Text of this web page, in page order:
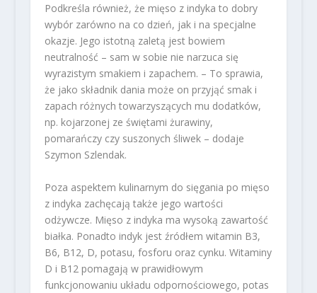
Podkreśla również, że mięso z indyka to dobry
wybór zarówno na co dzień, jak i na specjalne
okazje. Jego istotną zaletą jest bowiem
neutralność – sam w sobie nie narzuca się
wyrazistym smakiem i zapachem. – To sprawia,
że jako składnik dania może on przyjąć smak i
zapach różnych towarzyszących mu dodatków,
np. kojarzonej ze świętami żurawiny,
pomarańczy czy suszonych śliwek – dodaje
Szymon Szlendak.
Poza aspektem kulinarnym do sięgania po mięso
z indyka zachęcają także jego wartości
odżywcze. Mięso z indyka ma wysoką zawartość
białka. Ponadto indyk jest źródłem witamin B3,
B6, B12, D, potasu, fosforu oraz cynku. Witaminy
D i B12 pomagają w prawidłowym
funkcjonowaniu układu odpornościowego, potas